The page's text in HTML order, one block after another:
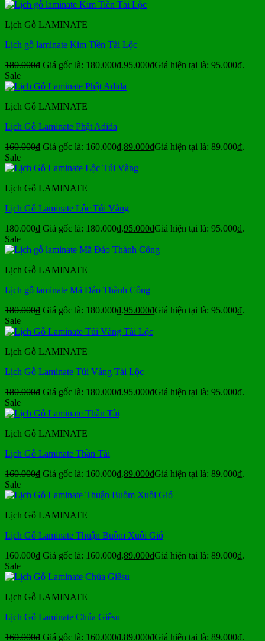
Lịch Gỗ LAMINATE
Lịch gỗ laminate Kim Tiền Tài Lộc
180.000₫ Giá gốc là: 180.000₫.95.000₫Giá hiện tại là: 95.000₫.
Sale
Lịch Gỗ LAMINATE
Lịch Gỗ Laminate Phật Adida
160.000₫ Giá gốc là: 160.000₫.89.000₫Giá hiện tại là: 89.000₫.
Sale
Lịch Gỗ LAMINATE
Lịch Gỗ Laminate Lộc Túi Vàng
180.000₫ Giá gốc là: 180.000₫.95.000₫Giá hiện tại là: 95.000₫.
Sale
Lịch Gỗ LAMINATE
Lịch gỗ laminate Mã Đáo Thành Công
180.000₫ Giá gốc là: 180.000₫.95.000₫Giá hiện tại là: 95.000₫.
Sale
Lịch Gỗ LAMINATE
Lịch Gỗ Laminate Túi Vàng Tài Lộc
180.000₫ Giá gốc là: 180.000₫.95.000₫Giá hiện tại là: 95.000₫.
Sale
Lịch Gỗ LAMINATE
Lịch Gỗ Laminate Thần Tài
160.000₫ Giá gốc là: 160.000₫.89.000₫Giá hiện tại là: 89.000₫.
Sale
Lịch Gỗ LAMINATE
Lịch Gỗ Laminate Thuận Buồm Xuôi Gió
160.000₫ Giá gốc là: 160.000₫.89.000₫Giá hiện tại là: 89.000₫.
Sale
Lịch Gỗ LAMINATE
Lịch Gỗ Laminate Chúa Giêsu
160.000₫ Giá gốc là: 160.000₫.89.000₫Giá hiện tại là: 89.000₫.